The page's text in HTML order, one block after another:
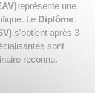
représente une
Le Diplôme
s'obtient après 3
sont
reconnu.